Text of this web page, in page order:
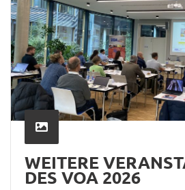
WEITERE
DES VOA 2026